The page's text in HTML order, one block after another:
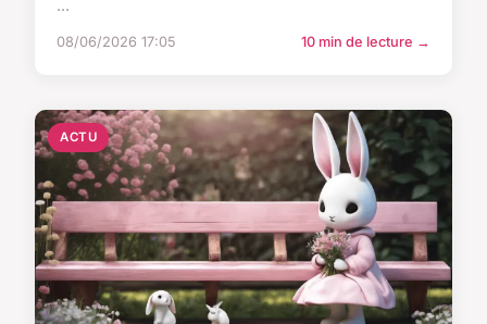
...
08/06/2026 17:05 10 min de lecture →
ACTU